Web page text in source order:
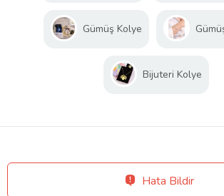
Gümüş Kolye
Bijuteri Kolye
Hata Bildir